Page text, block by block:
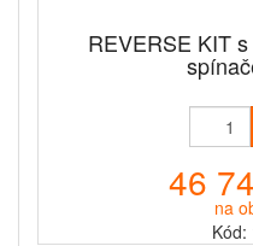
REVERSE KIT
46
na
Kód: